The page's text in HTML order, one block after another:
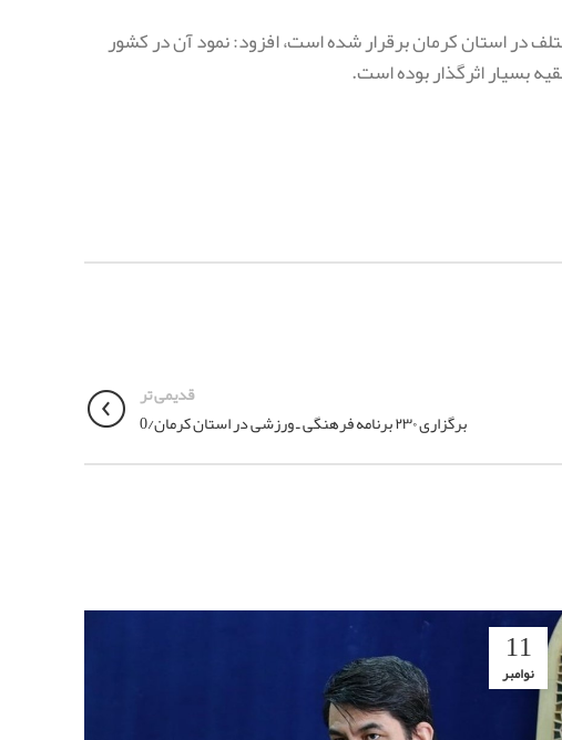
در استان کرمان برقرار شده است، افزود: نمود آن در کشور
بسیار اثرگذار بوده است.
قدیمی تر
برگزاری ۲۳۰ برنامه فرهنگی ـ ورزشی در استان کرمان/0
11
نوامبر